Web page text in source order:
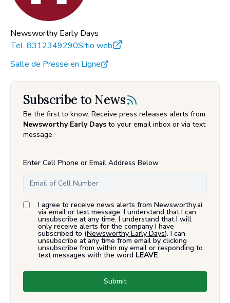
Newsworthy Early Days
Tel. 8312349290Sitio web
Salle de Presse en Ligne
Subscribe to News
Be the first to know. Receive press releases alerts from
Newsworthy Early Days to your email inbox or via text
message.
Enter Cell Phone or Email Address Below
I agree to receive news alerts from Newsworthy.ai
via email or text message. I understand that I can
unsubscribe at any time. I understand that I will
only receive alerts for the company I have
subscribed to (Newsworthy Early Days). I can
unsubscribe at any time from email by clicking
unsubscribe from within my email or responding to
text messages with the word LEAVE.
Submit